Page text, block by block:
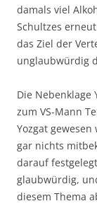
damals viel
Schultzes
das Ziel der
unglaubwürdig
Die Nebenklage
zum VS-Mann
Yozgat
gar nichts
darauf
glaubwürdig,
diesem Thema